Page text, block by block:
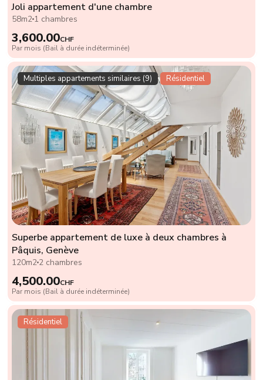
Joli appartement d'une chambre
58m2 1 chambres
3,600.00CHF
Par mois (Bail à durée indéterminée)
Multiples appartements similaires (9) Résidentiel
Superbe appartement de luxe à deux chambres à
Pâquis, Genève
120m2 2 chambres
4,500.00CHF
Par mois (Bail à durée indéterminée)
Résidentiel